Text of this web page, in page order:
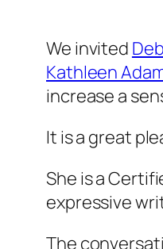
We invited
Kathleen
increase a
It is a great
She is a
expressive
The